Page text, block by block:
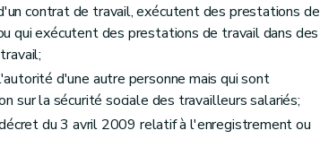
contrat de travail, exécutent des prestations de
qui exécutent des prestations de travail dans des
d'une autre personne mais qui sont
sur la sécurité sociale des travailleurs salariés;
décret du 3 avril 2009 relatif à l'enregistrement ou